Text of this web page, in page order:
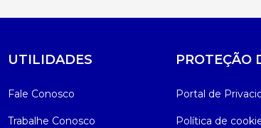
UTILIDADES
Fale Conosco
Trabalhe Conosco
PROTEÇÃO
Portal de
Política de